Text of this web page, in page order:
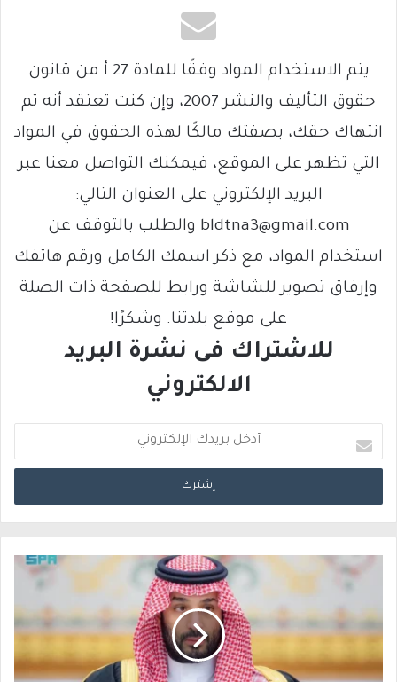
يتم الاستخدام المواد وفقًا للمادة 27 أ من قانون
حقوق التأليف والنشر 2007، وإن كنت تعتقد أنه تم
انتهاك حقك، بصفتك مالكًا لهذه الحقوق في المواد
التي تظهر على الموقع، فيمكنك التواصل معنا عبر
البريد الإلكتروني على العنوان التالي:
bldtna3@gmail.com والطلب بالتوقف عن
استخدام المواد، مع ذكر اسمك الكامل ورقم هاتفك
وإرفاق تصوير للشاشة ورابط للصفحة ذات الصلة
على موقع بلدتنا. وشكرًا!
للاشتراك فى نشرة البريد
الالكتروني
د
خ
ي
د